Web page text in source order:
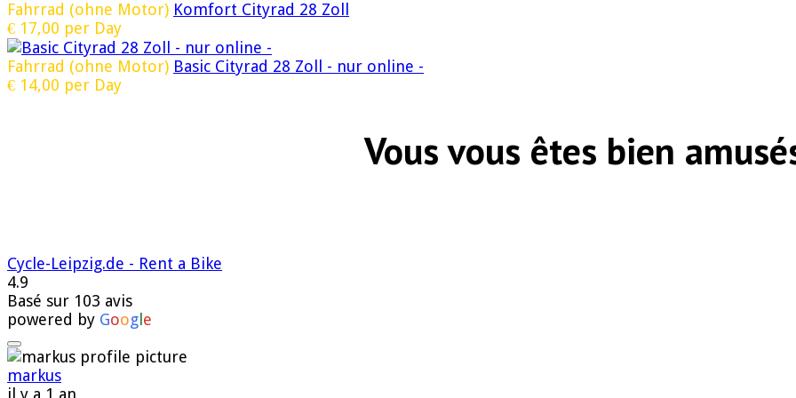
Fahrrad (ohne Motor) Komfort Cityrad 28 Zoll
€ 17,00 per Day
Fahrrad (ohne Motor) Basic Cityrad 28 Zoll - nur online -
€ 14,00 per Day
Vous vous êtes bien
Cycle-Leipzig.de - Rent a Bike
4.9
Basé sur 103 avis
powered by Goog e
markus
il y a 1 an